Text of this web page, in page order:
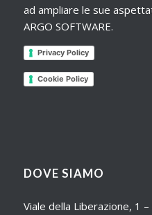
ad ampliare le sue
ARGO SOFTWARE.
Privacy Policy
Cookie Policy
DOVE SIAMO
Viale della Liberazione, 1